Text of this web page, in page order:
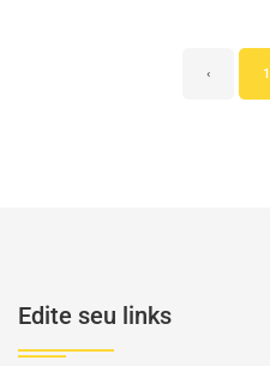
‹ 1
Edite seu links